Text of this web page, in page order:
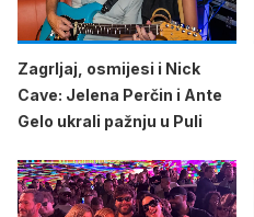
Zagrljaj, osmijesi i Nick
Cave: Jelena Perčin i Ante
Gelo ukrali pažnju u Puli